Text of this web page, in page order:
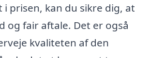
prisen, kan du sikre dig, at
og fair aftale. Det er også
kvaliteten af den